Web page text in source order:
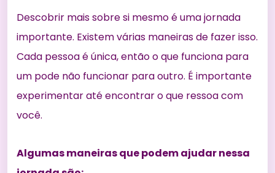
Descobrir mais sobre si mesmo é umajornada
importante. Existem várias maneiras de fazer isso.
Cada pessoa é única, então o que funciona para
um pode não funcionar para outro. É importante
experimentar até encontrar o que ressoa com
você.
Algumas maneiras que podem ajudar nessa